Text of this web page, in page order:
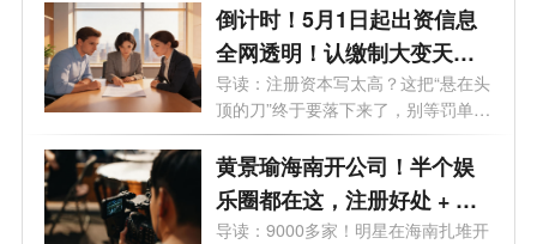
倒计时！5月1日起出资信息
全网透明！认缴制大变天，
这3条“逃债路”全被封死！
导读：注册资本写太高？这把“悬在头
顶的刀”终于要落下来了，别等罚单
才...
黄景瑜海南开公司！半个娱
乐圈都在这，注册好处 + 费
用一次说清
导读：9000多家！明星在海南扎堆开